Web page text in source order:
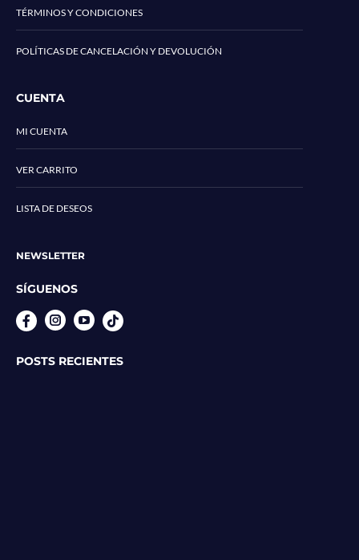
TÉRMINOS Y CONDICIONES
POLÍTICAS DE CANCELACIÓN Y DEVOLUCIÓN
CUENTA
MI CUENTA
VER CARRITO
LISTA DE DESEOS
NEWSLETTER
SÍGUENOS
InstagramYouTube
POSTS RECIENTES